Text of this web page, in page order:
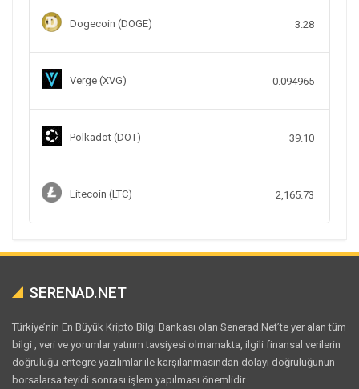
Dogecoin (DOGE) 3.28
Verge (XVG) 0.094965
Polkadot (DOT) 39.10
Litecoin (LTC) 2,165.73
SERENAD.NET
Türkiye’nin En Büyük Kripto Bilgi Bankası olan Senerad.Net’te yer alan tüm
bilgi , veri ve yorumlar yatırım tavsiyesi olmamakta, ilgili finansal verilerin
doğruluğu entegre yazılımlar ile karşılanmasından dolayı doğruluğunun
borsalarsa teyidi sonrası işlem yapılması önemlidir.